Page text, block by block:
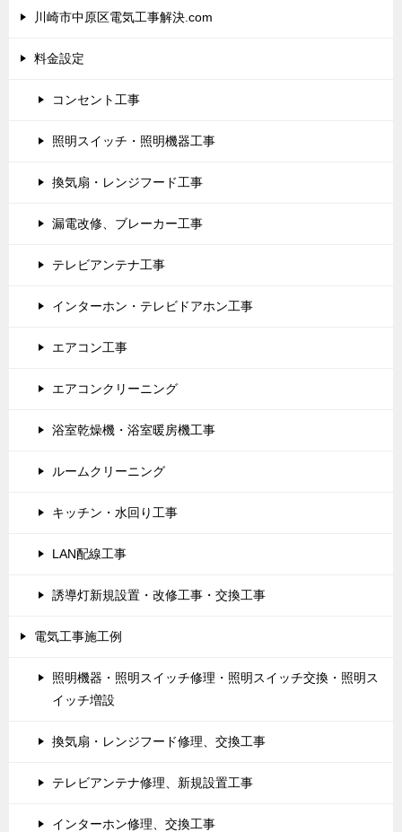
川崎市中原区電気工事解決.com
料金設定
コンセント工事
照明スイッチ・照明機器工事
換気扇・レンジフード工事
漏電改修、ブレーカー工事
テレビアンテナ工事
インターホン・テレビドアホン工事
エアコン工事
エアコンクリーニング
浴室乾燥機・浴室暖房機工事
ルームクリーニング
キッチン・水回り工事
LAN配線工事
誘導灯新規設置・改修工事・交換工事
電気工事施工例
照明機器・照明スイッチ修理・照明スイッチ交換・照明ス
イッチ増設
換気扇・レンジフード修理、交換工事
テレビアンテナ修理、新規設置工事
インターホン修理、交換工事